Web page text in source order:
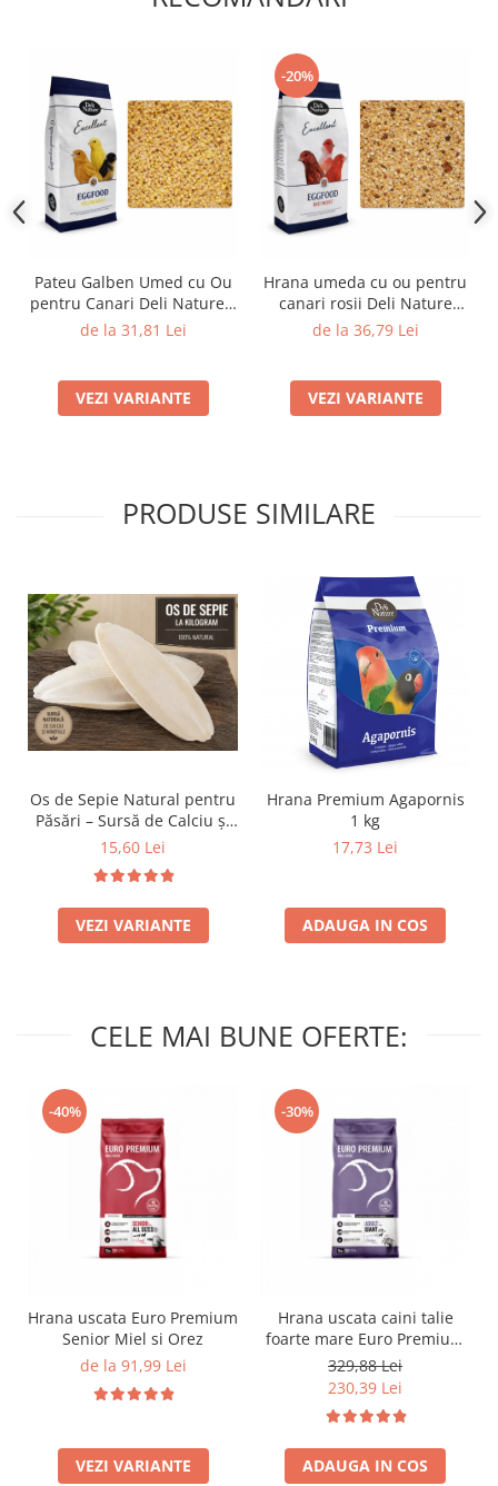
Pateu Galben Umed cu Ou
pentru Canari Deli Nature –
Eggfood Premium
de la 31,81 Lei
VEZI VARIANTE
-20%
Hrana umeda cu ou pentru
canari rosii Deli Nature
Eggfood
de la 36,79 Lei
VEZI VARIANTE
PRODUSE SIMILARE
Os de Sepie Natural pentru
Păsări – Sursă de Calciu și
Minerale - 100 grame
15,60 Lei
VEZI VARIANTE
Hrana Premium Agapornis
1 kg
17,73 Lei
ADAUGA IN COS
CELE MAI BUNE OFERTE:
-40%
Hrana uscata Euro Premium
Senior Miel si Orez
de la 91,99 Lei
VEZI VARIANTE
-30%
Hrana uscata caini talie
foarte mare Euro Premium
Giant Adult pui si orez 15
Kg
329,88 Lei
230,39 Lei
ADAUGA IN COS